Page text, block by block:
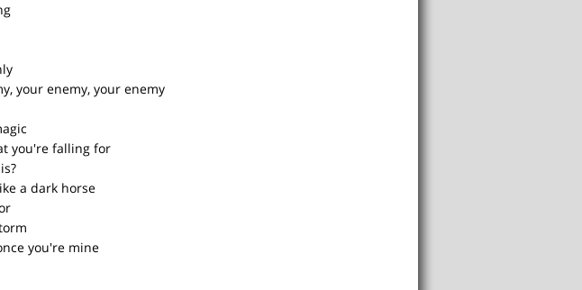
your enemy, your enemy
you're falling for
a dark horse
you're mine